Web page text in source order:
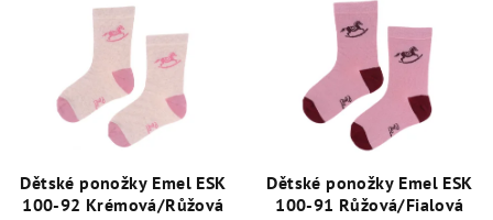
Dětské ponožky Emel ESK
100-92 Krémová/Růžová
Dětské ponožky Emel ESK
100-91 Růžová/Fialová